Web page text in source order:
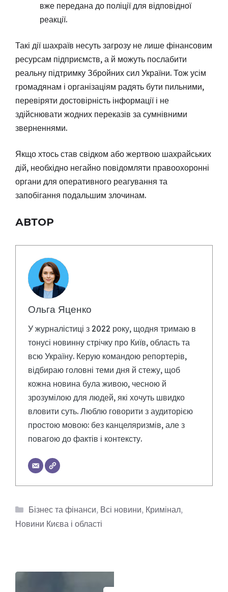
вже передана до поліції для відповідної
реакції.
Такі дії шахраїв несуть загрозу не лише фінансовим
ресурсам підприємств, а й можуть послабити
реальну підтримку Збройних сил України. Тож усім
громадянам і організаціям радять бути пильними,
перевіряти достовірність інформації і не
здійснювати жодних переказів за сумнівними
зверненнями.
Якщо хтось став свідком або жертвою шахрайських
дій, необхідно негайно повідомляти правоохоронні
органи для оперативного реагування та
запобігання подальшим злочинам.
АВТОР
Ольга Яценко
У журналістиці з 2022 року, щодня тримаю в
тонусі новинну стрічку про Київ, область та
всю Україну. Керую командою репортерів,
відбираю головні теми дня й стежу, щоб
кожна новина була живою, чесною й
зрозумілою для людей, які хочуть швидко
вловити суть. Люблю говорити з аудиторією
простою мовою: без канцеляризмів, але з
повагою до фактів і контексту.
Категорії
Бізнес та фінанси, Всі новини, Кримінал,
Новини Києва і області